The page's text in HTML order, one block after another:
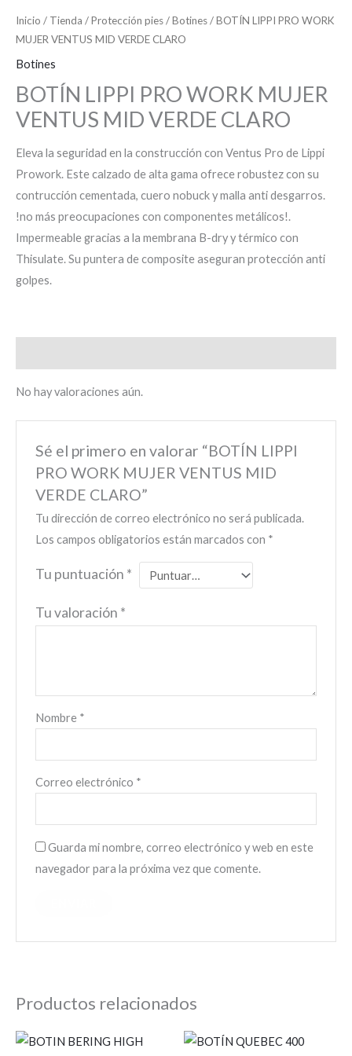
Inicio / Tienda /Protección pies/Botines/ BOTÍN LIPPI PRO WORK
MUJER VENTUS MID VERDE CLARO
Botines
BOTÍN LIPPI PRO WORK MUJER
VENTUS MID VERDE CLARO
Eleva la seguridad en la construcción con Ventus Pro de Lippi
Prowork. Este calzado de alta gama ofrece robustez con su
contrucción cementada, cuero nobuck y malla anti desgarros.
!no más preocupaciones con componentes metálicos!.
Impermeable gracias a la membrana B-dry y térmico con
Thisulate. Su puntera de composite aseguran protección anti
golpes.
No hay valoraciones aún.
Sé el primero en valorar “BOTÍN LIPPI
PRO WORK MUJER VENTUS MID
VERDE CLARO”
Tu dirección de correo electrónico no será publicada.
Los campos obligatorios están marcados con *
Tu puntuación *
Tu valoración *
Nombre *
Correo electrónico *
Guarda mi nombre, correo electrónico y web en este
navegador para la próxima vez que comente.
Productos relacionados